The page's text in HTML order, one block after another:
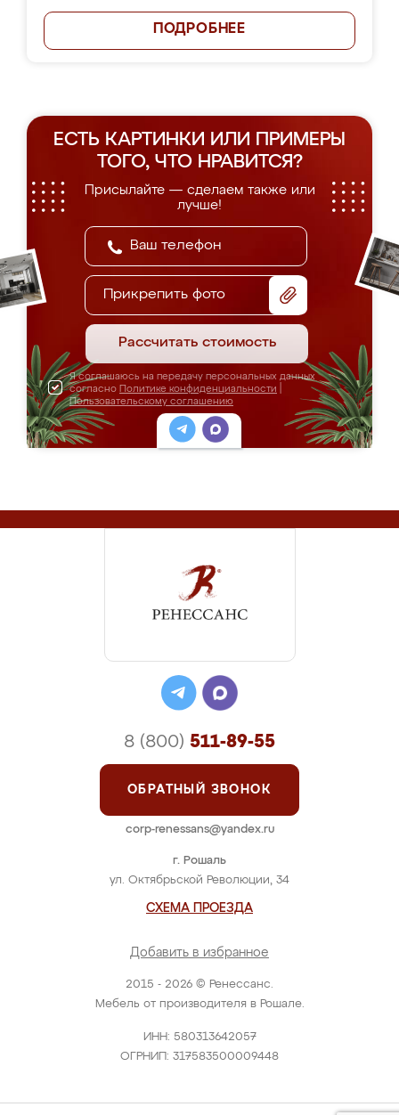
ПОДРОБНЕЕ
ЕСТЬ КАРТИНКИ ИЛИ ПРИМЕРЫ
ТОГО, ЧТО НРАВИТСЯ?
Присылайте — сделаем также или
лучше!
Прикрепить фото
Рассчитать стоимость
Я соглашаюсь на передачу персональных данных
согласно Политике конфиденциальности
Пользовательскому соглашению
2015 - 2026 © Ренессанс.
Мебель от производителя в Рошале.
ИНН: 580313642057
ОГРНИП: 317583500009448
г. Рошаль
ул. Октябрьской Революции, 34
СХЕМА ПРОЕЗДА
Добавить в избранное
8 (800) 511-89-55
ОБРАТНЫЙ ЗВОНОК
corp-renessans@yandex.ru